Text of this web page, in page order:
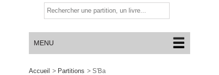
MENU
Accueil > Partitions > S'Ba